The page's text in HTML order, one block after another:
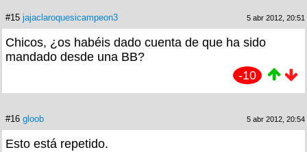
#15 jajaclaroquesicampeon3 5 abr 2012, 20:51
Chicos, ¿os habéis dado cuenta de que ha sido
mandado desde una BB?
-10
#16 gloob 5 abr 2012, 20:54
Esto está repetido.